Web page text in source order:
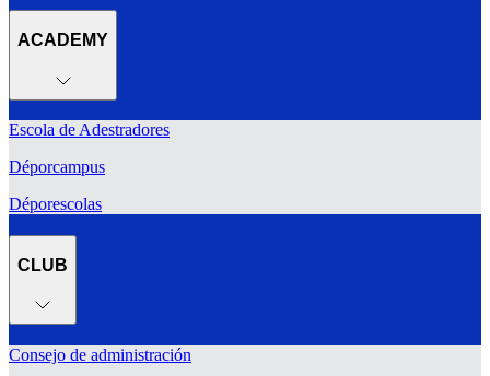
ACADEMY
Escola de Adestradores
Déporcampus
Déporescolas
CLUB
Consejo de administración